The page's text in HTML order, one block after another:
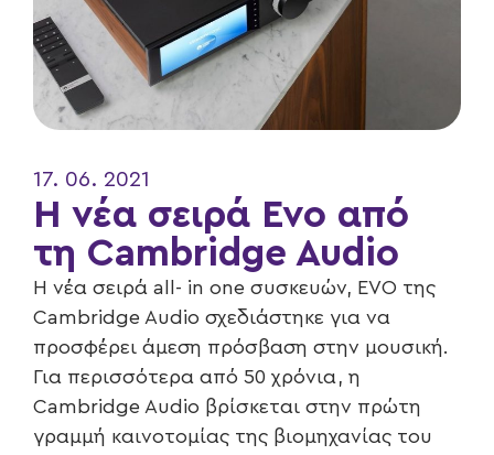
17. 06. 2021
Η νέα σειρά Evo από
τη Cambridge Audio
H νέα σειρά all- in one συσκευών, EVO της
Cambridge Audio σχεδιάστηκε για να
προσφέρει άμεση πρόσβαση στην μουσική.
Για περισσότερα από 50 χρόνια, η
Cambridge Audio βρίσκεται στην πρώτη
γραμμή καινοτομίας της βιομηχανίας του